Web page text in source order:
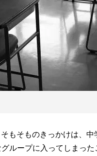
もそものきっかけは、中
ループに入ってしまった